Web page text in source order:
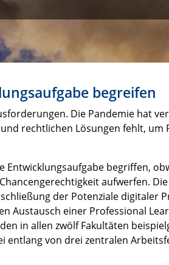
begreifen
Die Pandemie hat
rechtlichen Lösungen fehlt, um
begriffen,
aufwerfen.
der Potenziale digitaler
Austausch einer Professional
in allen zwölf Fakultäten
entlang von drei zentralen